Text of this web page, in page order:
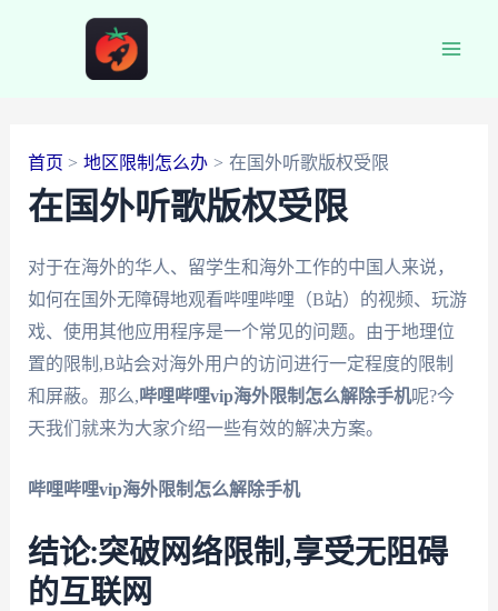
首页 地区限制怎么办 在国外听歌版权受限
在国外听歌版权受限
对于在海外的华人、留学生和海外工作的中国人来说，
如何在国外无障碍地观看哔哩哔哩（B站）的视频、玩游
戏、使用其他应用程序是一个常见的问题。由于地理位
置的限制,B站会对海外用户的访问进行一定程度的限制
和屏蔽。那么,哔哩哔哩vip海外限制怎么解除手机呢?今
天我们就来为大家介绍一些有效的解决方案。
哔哩哔哩vip海外限制怎么解除手机
结论:突破网络限制,享受无阻碍
的互联网